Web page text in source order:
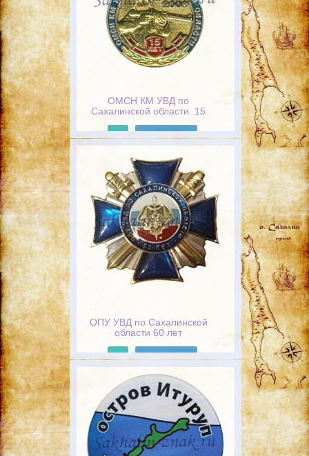
ОМСН КМ УВД по
Сахалинской области. 15
СОБР-ОМСН
ОПУ УВД по Сахалинской
области 60 лет